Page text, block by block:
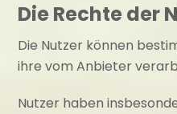
Die Rechte der
Die Nutzer können
ihre vom Anbieter
Nutzer haben